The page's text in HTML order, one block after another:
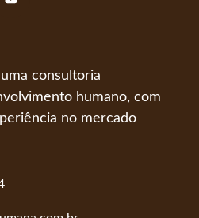
consultoria
humano, com
no mercado